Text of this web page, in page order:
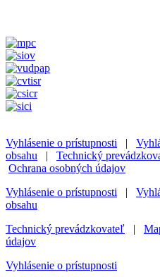
Vyhlásenie o prístupnosti |
obsahu | Technický
Ochrana osobných údajov
Vyhlásenie o prístupnosti |
obsahu
Technický prevádzkovateľ |
údajov
Vyhlásenie o prístupnosti